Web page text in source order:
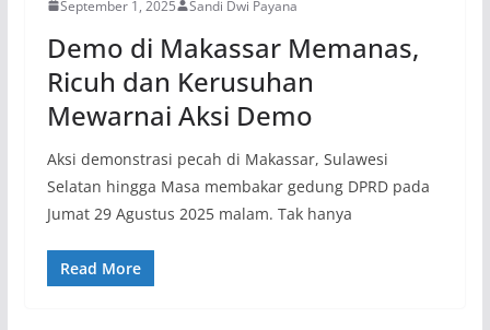
September 1, 2025 Sandi Dwi Payana
Demo di Makassar Memanas,
Ricuh dan Kerusuhan
Mewarnai Aksi Demo
Aksi demonstrasi pecah di Makassar, Sulawesi
Selatan hingga Masa membakar gedung DPRD pada
Jumat 29 Agustus 2025 malam. Tak hanya
Read More